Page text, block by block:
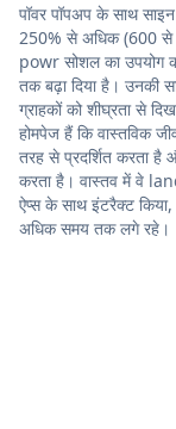
पॉवर पॉपअप के साथ
250% से अधिक (600 से
powr सोशल का उपयोग
तक बढ़ा दिया है।
ग्राहकों को शीघ्रता से
होमपेज हैं कि वास्तविक
तरह से प्रदर्शित करता
करता है। वास्तव में वे
ऐप्स के साथ इंटरैक्ट
अधिक समय तक लगे रहे।